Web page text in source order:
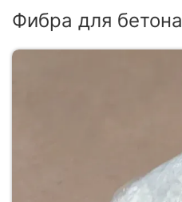
Фибра для бетона